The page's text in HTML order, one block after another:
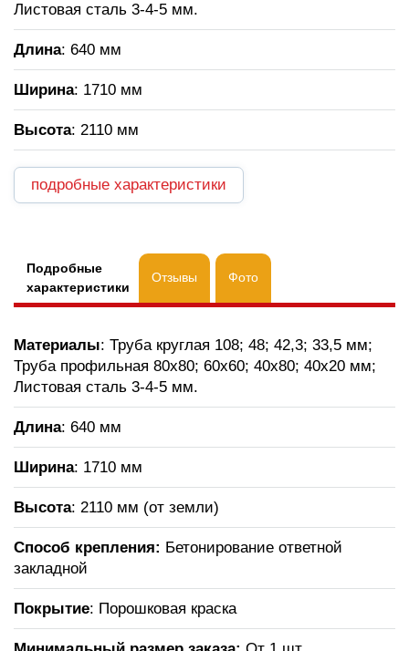
Листовая сталь 3-4-5 мм.
Длина: 640 мм
Ширина: 1710 мм
Высота: 2110 мм
подробные характеристики
Подробные
характеристики
Отзывы Фото
Материалы: Труба круглая 108; 48; 42,3; 33,5 мм;
Труба профильная 80х80; 60х60; 40х80; 40х20 мм;
Листовая сталь 3-4-5 мм.
Длина: 640 мм
Ширина: 1710 мм
Высота: 2110 мм (от земли)
Способ крепления: Бетонирование ответной
закладной
Покрытие: Порошковая краска